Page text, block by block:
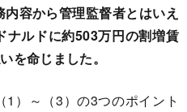
容から管理監督者とはいえ
ナルドに約503万円の割増賃
を命じました。
）～（3）の3つのポイント